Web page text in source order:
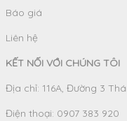
Báo giá
Liên hệ
KẾT NỐI VỚI CHÚNG TÔI
Địa chỉ: 116A, Đường 3
Điện thoại: 0907 383 920